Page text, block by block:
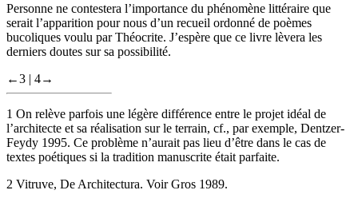
Personne ne contestera l’importance du phénomène littéraire que
serait l’apparition pour nous d’un recueil ordonné de poèmes
bucoliques voulu par Théocrite. J’espère que ce livre lèvera les
derniers doutes sur sa possibilité.
←3 | 4→
1 On relève parfois une légère différence entre le projet idéal de
l’architecte et sa réalisation sur le terrain, cf., par exemple, Dentzer-
Feydy 1995. Ce problème n’aurait pas lieu d’être dans le cas de
textes poétiques si la tradition manuscrite était parfaite.
2 Vitruve, De Architectura. Voir Gros 1989.